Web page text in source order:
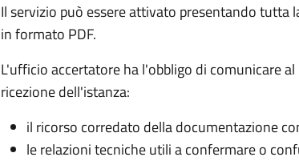
Il servizio può essere attivato presentando tutta
in formato PDF.
L'ufficio accertatore ha l'obbligo di comunicare
ricezione dell'istanza:
il ricorso corredato della documentazione
le relazioni tecniche utili a confermare o